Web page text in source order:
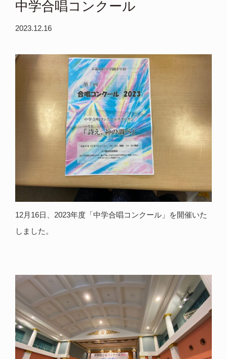
中学合唱コンクール
2023.12.16
12月16日、2023年度「中学合唱コンクール」を開催いた
しました。